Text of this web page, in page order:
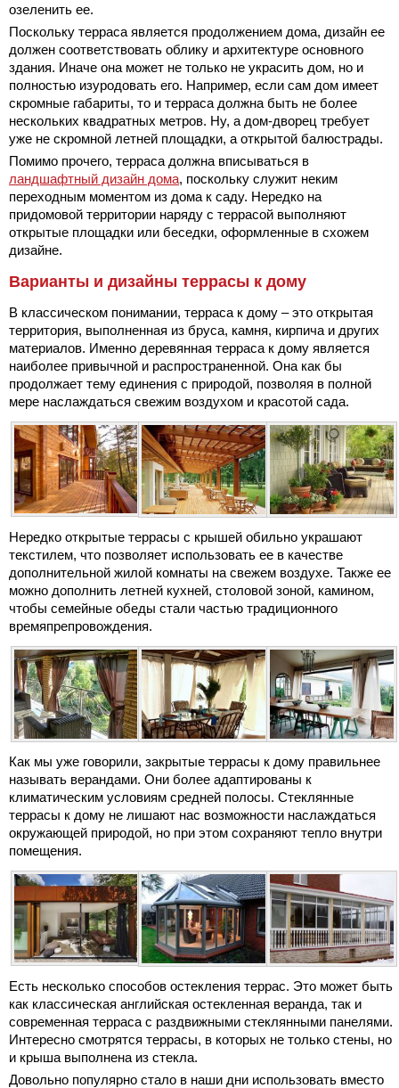
озеленить ее.
Поскольку терраса является продолжением дома, дизайн ее
должен соответствовать облику и архитектуре основного
здания. Иначе она может не только не украсить дом, но и
полностью изуродовать его. Например, если сам дом имеет
скромные габариты, то и терраса должна быть не более
нескольких квадратных метров. Ну, а дом-дворец требует
уже не скромной летней площадки, а открытой балюстрады.
Помимо прочего, терраса должна вписываться в
ландшафтный дизайн дома, поскольку служит неким
переходным моментом из дома к саду. Нередко на
придомовой территории наряду с террасой выполняют
открытые площадки или беседки, оформленные в схожем
дизайне.
Варианты и дизайны террасы к дому
В классическом понимании, терраса к дому – это открытая
территория, выполненная из бруса, камня, кирпича и других
материалов. Именно деревянная терраса к дому является
наиболее привычной и распространенной. Она как бы
продолжает тему единения с природой, позволяя в полной
мере наслаждаться свежим воздухом и красотой сада.
Нередко открытые террасы с крышей обильно украшают
текстилем, что позволяет использовать ее в качестве
дополнительной жилой комнаты на свежем воздухе. Также ее
можно дополнить летней кухней, столовой зоной, камином,
чтобы семейные обеды стали частью традиционного
времяпрепровождения.
Как мы уже говорили, закрытые террасы к дому правильнее
называть верандами. Они более адаптированы к
климатическим условиям средней полосы. Стеклянные
террасы к дому не лишают нас возможности наслаждаться
окружающей природой, но при этом сохраняют тепло внутри
помещения.
Есть несколько способов остекления террас. Это может быть
как классическая английская остекленная веранда, так и
современная терраса с раздвижными стеклянными панелями.
Интересно смотрятся террасы, в которых не только стены, но
и крыша выполнена из стекла.
Довольно популярно стало в наши дни использовать вместо